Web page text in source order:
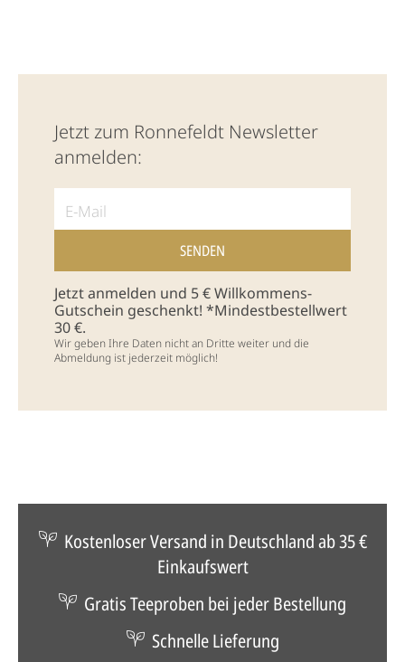
Jetzt zum Ronnefeldt Newsletter
anmelden:
Jetzt anmelden und 5 € Willkommens-
Gutschein geschenkt! *Mindestbestellwert
30 €.
Wir geben Ihre Daten nicht an Dritte weiter und die
Abmeldung ist jederzeit möglich!
Kostenloser Versand in Deutschland ab 35 €
Einkaufswert
Gratis Teeproben bei jeder Bestellung
Schnelle Lieferung